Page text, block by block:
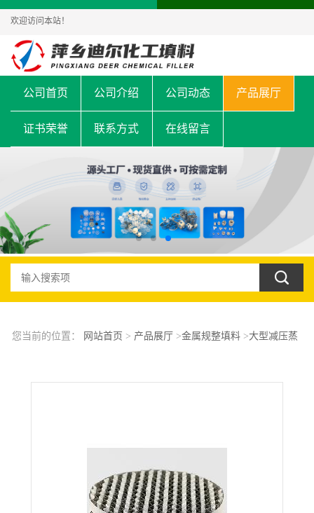
欢迎访问本站！
公司首页 公司介绍 公司动态 产品展厅
证书荣誉 联系方式 在线留言
您当前的位置： 网站首页 > 产品展厅>金属规整填料>大型减压蒸